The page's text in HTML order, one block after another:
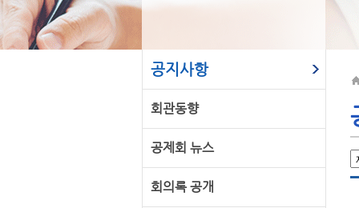
공지사항
회관동향
공제회 뉴스
회의록 공개